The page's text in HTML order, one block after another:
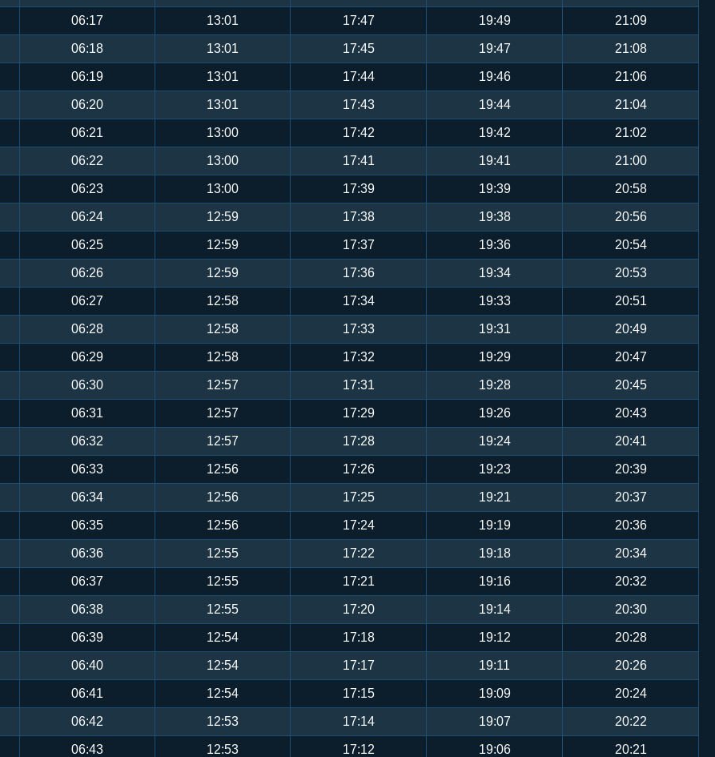
06:17 13:01 17:47 19:49 21:09
06:18 13:01 17:45 19:47 21:08
06:19 13:01 17:44 19:46 21:06
06:20 13:01 17:43 19:44 21:04
06:21 13:00 17:42 19:42 21:02
06:22 13:00 17:41 19:41 21:00
06:23 13:00 17:39 19:39 20:58
06:24 12:59 17:38 19:38 20:56
06:25 12:59 17:37 19:36 20:54
06:26 12:59 17:36 19:34 20:53
06:27 12:58 17:34 19:33 20:51
06:28 12:58 17:33 19:31 20:49
06:29 12:58 17:32 19:29 20:47
06:30 12:57 17:31 19:28 20:45
06:31 12:57 17:29 19:26 20:43
06:32 12:57 17:28 19:24 20:41
06:33 12:56 17:26 19:23 20:39
06:34 12:56 17:25 19:21 20:37
06:35 12:56 17:24 19:19 20:36
06:36 12:55 17:22 19:18 20:34
06:37 12:55 17:21 19:16 20:32
06:38 12:55 17:20 19:14 20:30
06:39 12:54 17:18 19:12 20:28
06:40 12:54 17:17 19:11 20:26
06:41 12:54 17:15 19:09 20:24
06:42 12:53 17:14 19:07 20:22
06:43 12:53 17:12 19:06 20:21